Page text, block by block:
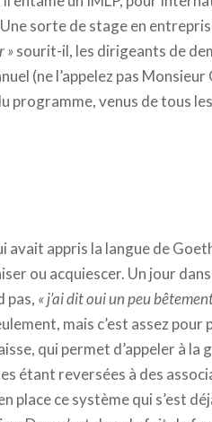
sorte de stage en
»sourit-il, les dirigeants de
(ne l’appelez pas Monsieur
programme, venus de tous
avait appris la langue de
ou acquiescer. Un jour
pas, « j’ai dit oui un peu
mais c’est assez pour
qui permet d’appeler à la
étant reversées à des
place ce système qui s’est